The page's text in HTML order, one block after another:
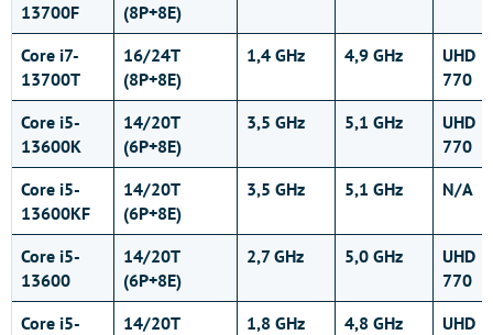
13700F
(8P+8E)
Core i7-
13700T
16/24T
(8P+8E)
1,4 GHz 4,9 GHz
UHD
770
Core i5-
13600K
14/20T
(6P+8E)
3,5 GHz 5,1 GHz
UHD
770
Core i5-
13600KF
14/20T
(6P+8E)
3,5 GHz 5,1 GHz N/A
Core i5-
13600
14/20T
(6P+8E)
2,7 GHz 5,0 GHz
UHD
770
Core i5-
14/20T
1,8 GHz 4,8 GHz
UHD